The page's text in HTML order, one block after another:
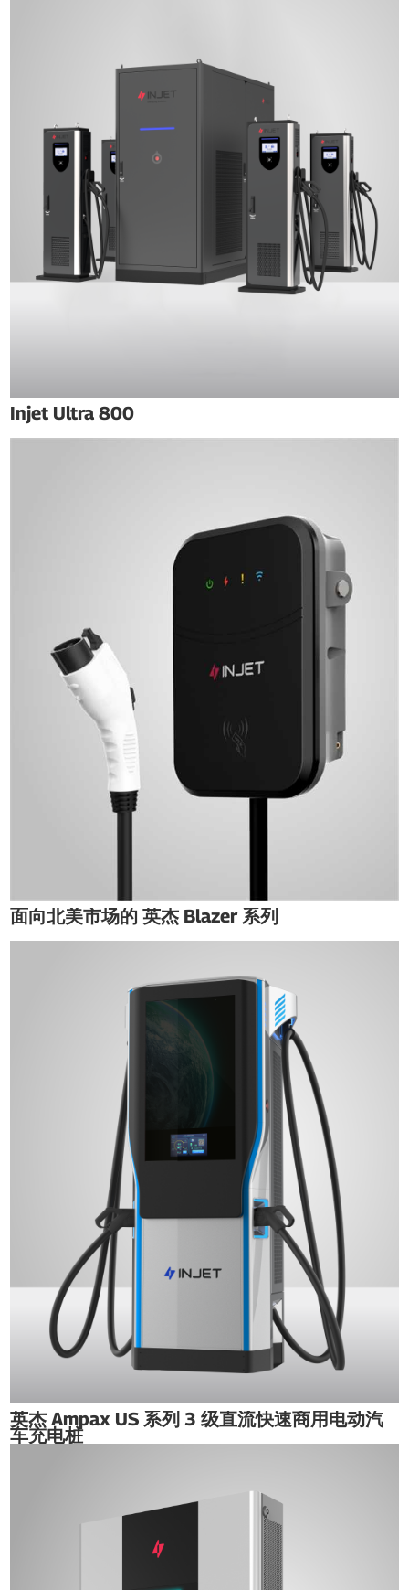
Injet Ultra 800
面向北美市场的 英杰 Blazer 系列
英杰 Ampax US 系列 3 级直流快速商用电动汽
车充电桩